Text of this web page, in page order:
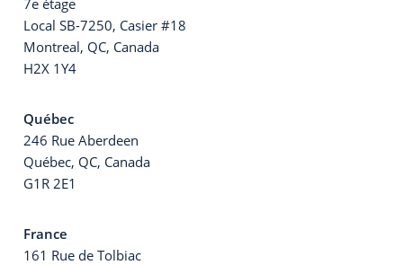
Local SB-7250, Casier #18
Montreal, QC, Canada
H2X 1Y4
Québec
246 Rue Aberdeen
Québec, QC, Canada
G1R 2E1
France
161 Rue de Tolbiac